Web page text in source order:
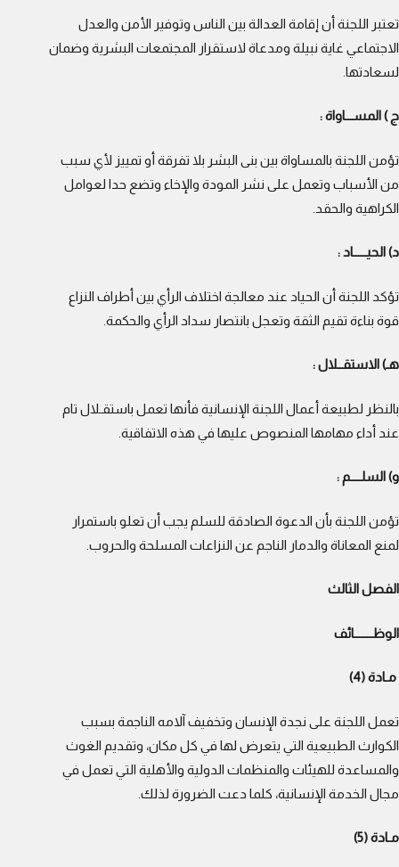
تعتبر اللجنة أن إقامة العدالة بين الناس وتوفير الأمن والعدل
الاجتماعي غاية نبيلة ومدعاة لاستقرار المجتمعات البشرية وضمان
لسعادتها.
ج ) المســـاواة :
تؤمن اللجنة بالمساواة بين بنى البشر بلا تفرقة أو تمييز لأي سبب
من الأسباب وتعمل على نشر المودة والإخاء وتضع حدا لعوامل
الكراهية والحقد.
د) الحيـــــاد :
تؤكد اللجنة أن الحياد عند معالجة اختلاف الرأي بين أطراف النزاع
قوة بناءة تقيم الثقة وتعجل بانتصار سداد الرأي والحكمة.
هـ) الاستقــلال :
بالنظر لطبيعة أعمال اللجنة الإنسانية فأنها تعمل باستقـلال تام
عند أداء مهامها المنصوص عليها في هذه الاتفاقية.
و) السلــــم :
تؤمن اللجنة بأن الدعوة الصادقة للسلم يجب أن تعلو باستمرار
لمنع المعاناة والدمار الناجم عن النزاعات المسلحة والحروب.
الفصل الثالث
الوظـــــــائف
مـادة (4)
تعمل اللجنة على نجدة الإنسان وتخفيف آلامه الناجمة بسبب
الكوارث الطبيعية التي يتعرض لها في كل مكان، وتقديم الغوث
والمساعدة للهيئات والمنظمات الدولية والأهلية التي تعمل في
مجال الخدمة الإنسانية، كلما دعت الضرورة لذلك.
مـادة (5)